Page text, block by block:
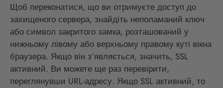
Щоб переконатися, що ви отримуєте доступ до
захищеного сервера, знайдіть неполаманий ключ
або символ закритого замка, розташований у
нижньому лівому або верхньому правому куті вікна
браузера. Якщо він з’являється, значить, SSL
активний. Ви можете ще раз перевірити,
переглянувши URL-адресу. Якщо SSL активний, то